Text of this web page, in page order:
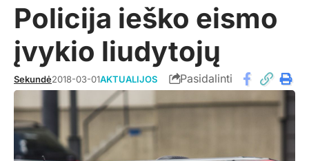
Policija ieško eismo
įvykio liudytojų
Sekundė2018-03-01AKTUALIJOS Pasidalinti